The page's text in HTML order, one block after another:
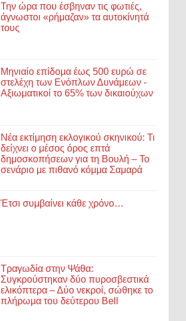
Την ώρα που έσβηναν τις φωτιές,
άγνωστοι «ρήμαζαν» τα αυτοκίνητά
τους
Μηνιαίο επίδομα έως 500 ευρώ σε
στελέχη των Ενόπλων Δυνάμεων -
Αξιωματικοί το 65% των δικαιούχων
Νέα εκτίμηση εκλογικού σκηνικού: Τι
δείχνει ο μέσος όρος επτά
δημοσκοπήσεων για τη Βουλή – Το
σενάριο με πιθανό κόμμα Σαμαρά
Έτσι συμβαίνει κάθε χρόνο…
Τραγωδία στην Ψάθα:
Συγκρούστηκαν δύο πυροσβεστικά
ελικόπτερα – Δύο νεκροί, σώθηκε το
πλήρωμα του δεύτερου Bell